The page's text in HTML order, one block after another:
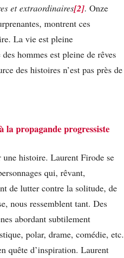
et extraordinaires[2]. Onze
montrent ces
La vie est pleine
hommes est pleine de rêves
des histoires n’est pas près de
la propagande progressiste
histoire. Laurent Firode se
qui, rêvant,
de lutter contre la solitude, de
nous ressemblent tant. Des
abordant subtilement
polar, drame, comédie, etc.
quête d’inspiration. Laurent